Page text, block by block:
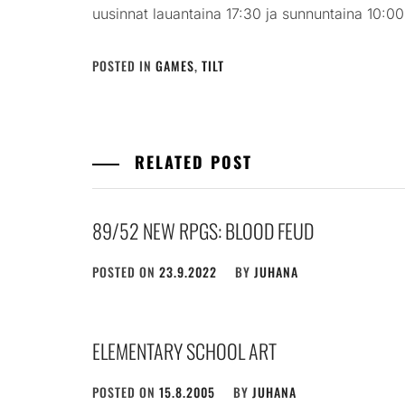
uusinnat lauantaina 17:30 ja sunnuntaina
POSTED IN GAMES, TILT
RELATED POST
89/52 NEW RPGS: BLOOD FEUD
POSTED ON 23.9.2022 BY JUHANA
ELEMENTARY SCHOOL ART
POSTED ON 15.8.2005 BY JUHANA